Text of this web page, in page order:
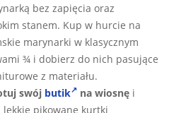
bez zapięcia oraz
stanem. Kup w hurcie na
marynarki w klasycznym
¾ i dobierz do nich pasujące
z materiału.
swój butik na wiosnę i
pikowane kurtki